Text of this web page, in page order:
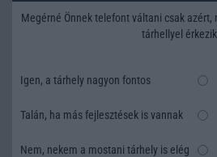
Megérné Önnek telefont váltani csak
tárhellyel
Igen, a tárhely nagyon fontos
Talán, ha más fejlesztések is vannak
Nem, nekem a mostani tárhely is elég